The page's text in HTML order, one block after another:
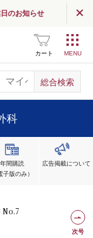
のお知らせ
カート
科
年間購読
子版のみ）
広告掲載について
No.7
次号